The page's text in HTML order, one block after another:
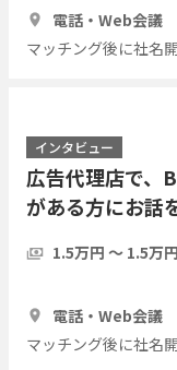
電話・Web会議
マッチング後に社名
インタビュー
広告代理店で
がある方にお話
1.5万円 〜 1.5万
電話・Web会議
マッチング後に社名